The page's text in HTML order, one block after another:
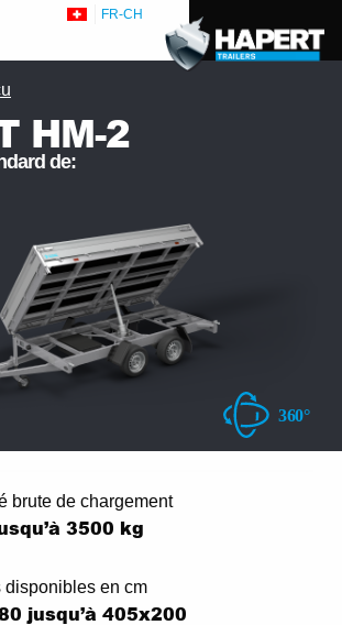
FR-CH
HM-2
de:
brute de chargement
3500 kg
disponibles en cm
jusqu’à 405x200